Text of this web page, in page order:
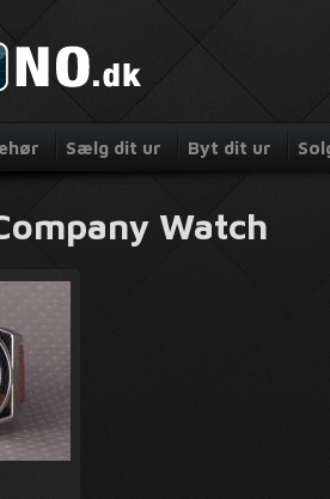
Sælg dit ur Byt dit ur
Watch